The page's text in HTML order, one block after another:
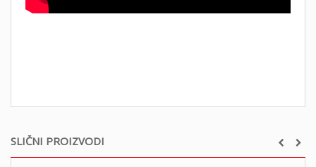
SLIČNI PROIZVODI